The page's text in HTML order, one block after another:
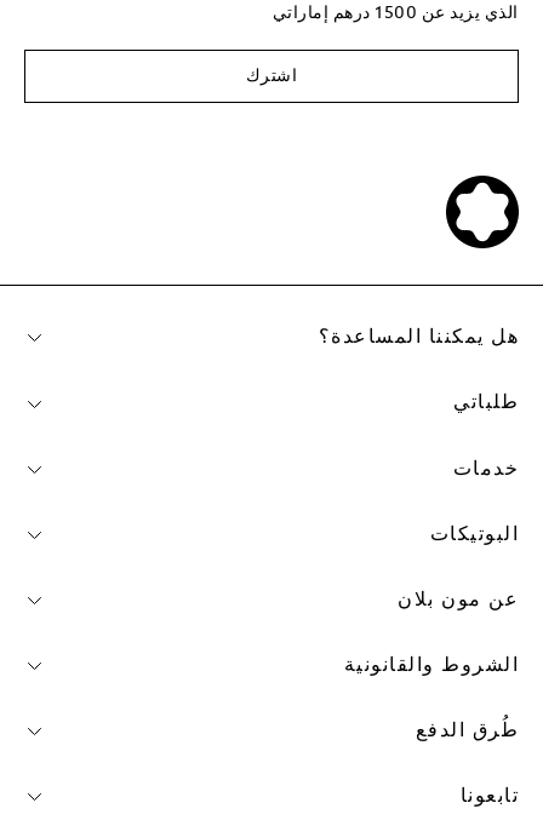
الذي يزيد عن 1500 درهم إماراتي
اشترك
طُرق الدفع
تابعونا
هل يمكننا المساعدة؟
طلباتي
خدمات
البوتيكات
عن مون بلان
الشروط والقانونية